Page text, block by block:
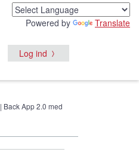
Powered by Translate
Log ind
| Back App 2.0 med